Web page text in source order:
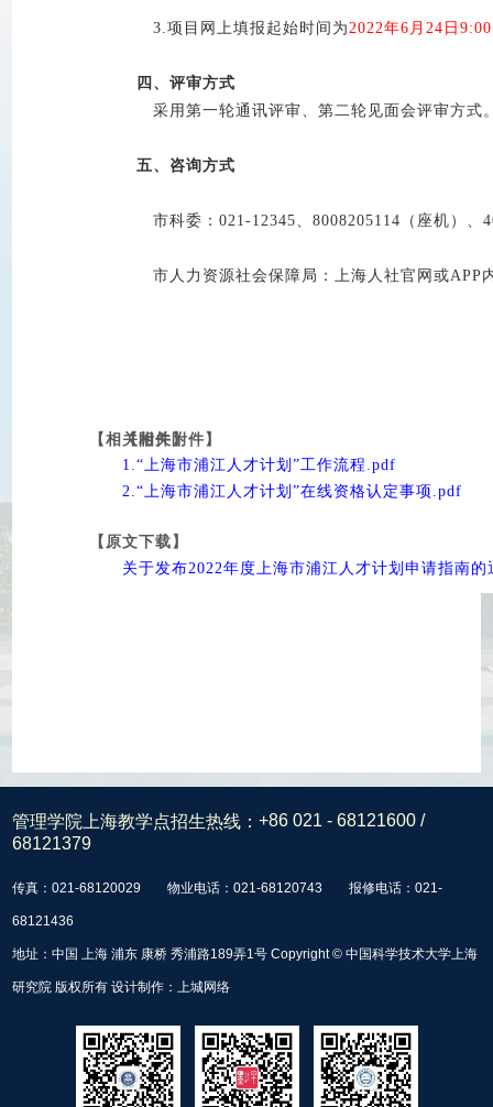
3.项目网上填报起始时间为 2022年6月24日9:00
四、评审方式
采用第一轮通讯评审、第二轮见面会评审方式
五、咨询方式
市科委：021-12345、8008205114（座机）、
市人力资源社会保障局：上海人社官网或APP
【相关附件】
1.“上海市浦江人才计划”工作流程.pdf
【相关附件】
2.“上海市浦江人才计划”在线资格认定事项.pdf
【原文下载】
关于发布2022年度上海市浦江人才计划申请指南
管理学院上海教学点招生热线：+86 021 - 68121600 /
68121379
传真：021-68120029 物业电话：021-68120743 报修电话：021-
68121436
地址：中国 上海 浦东 康桥 秀浦路189弄1号 Copyright © 中国科学技术大学上海
研究院 版权所有 设计制作： 上城网络